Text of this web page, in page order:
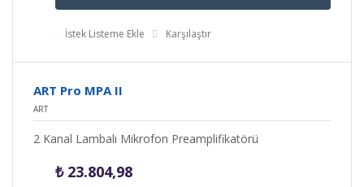
İstek Listeme Ekle Karşılaştır
ART Pro MPA II
ART
2 Kanal Lambalı Mikrofon Preamplifikatörü
₺23.804,98